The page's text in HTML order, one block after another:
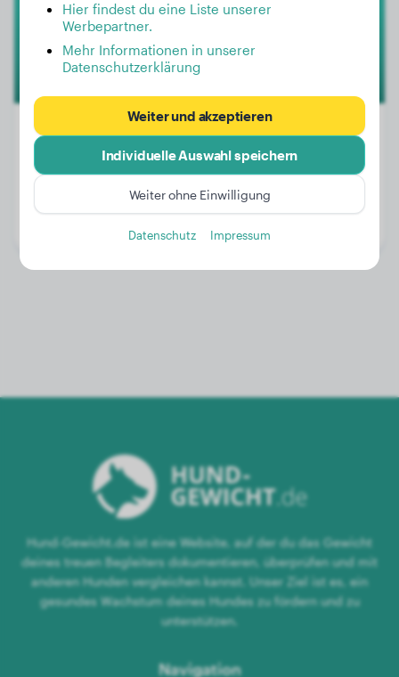
Gewicht:
12 kg
2 Jahre, 10 Monate
Hund-Gewicht.de ist eine Website, auf der du das Gewicht
deines treuen Begleiters dokumentieren, überprüfen und mit
anderen Hunden vergleichen kannst. Unser Ziel ist es, ein
gesundes Wachstum deines Hundes zu fördern und zu
unterstützen.
Navigation
Hier findest du eine Liste unserer
Werbepartner.
Mehr Informationen in unserer
Datenschutzerklärung
Weiter und akzeptieren
Individuelle Auswahl speichern
Weiter ohne Einwilligung
Datenschutz Impressum